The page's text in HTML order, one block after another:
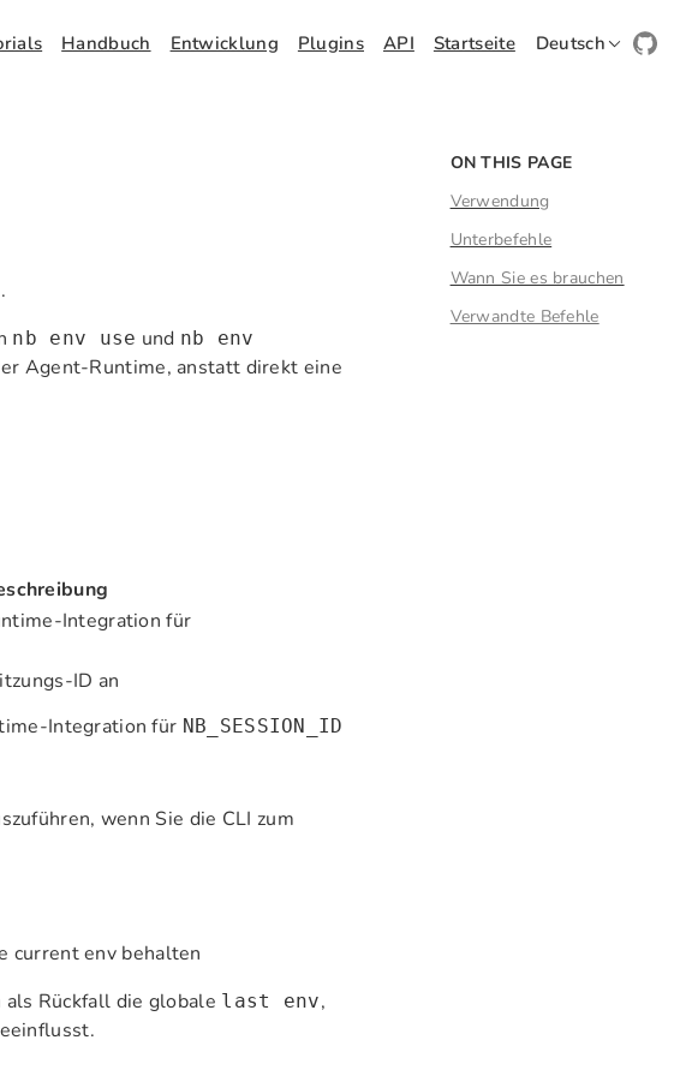
Handbuch Entwicklung Plugins API Startseite Deutsch
.
nb env use und nb env
Agent-Runtime, anstatt direkt eine
Integration für
ID an
Integration für NB_SESSION_ID
wenn Sie die CLI zum
current env behalten
Rückfall die globale last env,
ON THIS PAGE
Verwendung
Unterbefehle
Wann Sie es brauchen
Verwandte Befehle